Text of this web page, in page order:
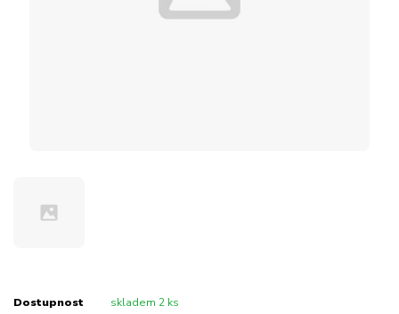
Dostupnost skladem 2 ks